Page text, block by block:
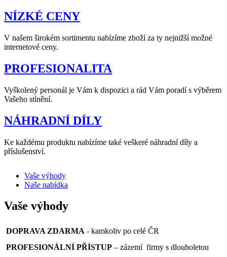
NÍZKÉ CENY
V našem širokém sortimentu nabízíme zboží za ty nejnižší možné
internetové ceny.
PROFESIONALITA
Vyškolený personál je Vám k dispozici a rád Vám poradí s výběrem
Vašeho stínění.
NÁHRADNÍ DÍLY
Ke každému produktu nabízíme také veškeré náhradní díly a
příslušenství.
Vaše výhody
Naše nabídka
Vaše výhody
DOPRAVA ZDARMA - kamkoliv po celé ČR
PROFESIONÁLNÍ PŘÍSTUP – zázemí firmy s dlouholetou